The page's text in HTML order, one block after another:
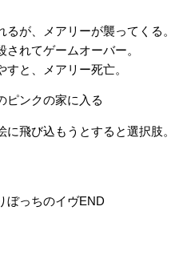
が、メアリーが襲ってくる。
されてゲームオーバー。
すと、メアリー死亡。
ピンクの家に入る
飛び込もうとすると選択肢。
ぼっちのイヴEND